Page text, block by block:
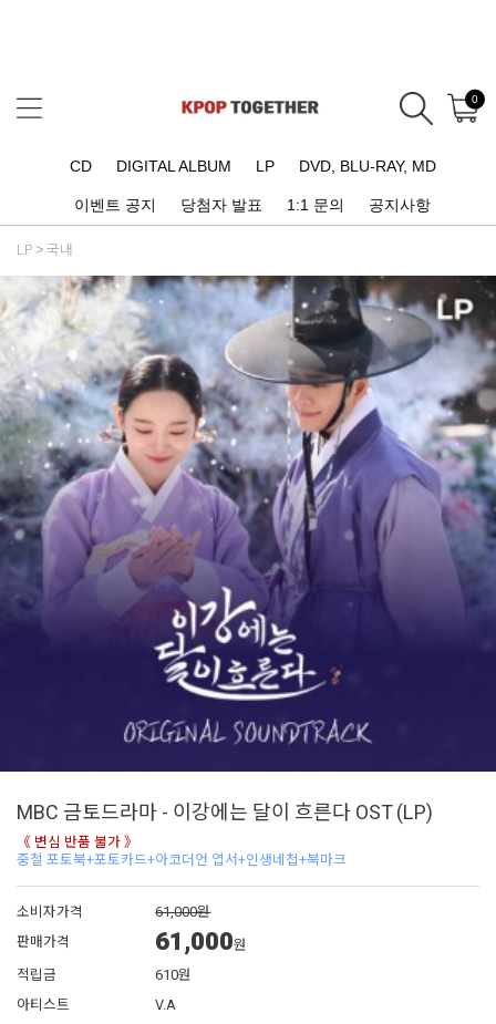
0
CD DIGITAL ALBUM LP DVD, BLU-RAY, MD
이벤트 공지 당첨자 발표 1:1 문의 공지사항
LP 국내
MBC 금토드라마 - 이강에는 달이 흐른다 OST (LP)
《 변심 반품 불가 》
중철 포토북+포토카드+아코더언 엽서+인생네첩+북마크
소비자가격
61,000원
판매가격
61,000원
적립금
610원
아티스트
V.A